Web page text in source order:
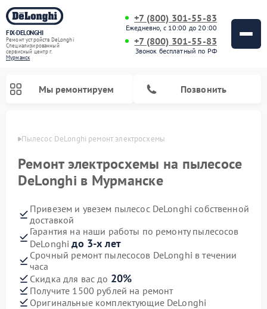
FIX-DELONGHI
Ремонт устройств DeLonghi
Специализированный
cервисный центр г.
Мурманск
+7 (800) 301-55-83
Ежедневно, с 10:00 до 20:00
+7 (800) 301-55-83
Звонок бесплатный по РФ
Мы ремонтируем Позвонить
Пылесос DeLonghi ремонт электросхемы
Ремонт электросхемы на пылесосе
DeLonghi в Мурманске
Привезем и увезем пылесос DeLonghi собственной
доставкой
Гарантия на наши работы по ремонту пылесосов
DeLonghiдо 3-х лет
Срочный ремонт пылесосов DeLonghi в течении
часа
Скидка для вас до 20%
Получите 1500 рублей на ремонт
Оригинальные комплектующие DeLonghi